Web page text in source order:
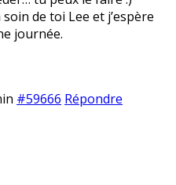
de toi Lee et j’espère
journée.
#59666 Répondre